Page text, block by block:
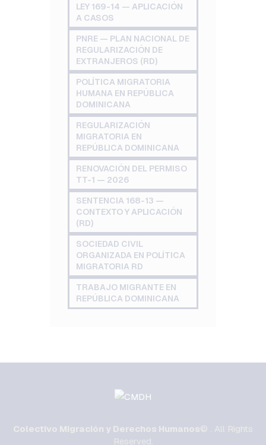
LEY 169-14 — APLICACIÓN
A CASOS
PNRE — PLAN NACIONAL DE
REGULARIZACIÓN DE
EXTRANJEROS (RD)
POLÍTICA MIGRATORIA
HUMANA EN REPÚBLICA
DOMINICANA
REGULARIZACIÓN
MIGRATORIA EN
REPÚBLICA DOMINICANA
RENOVACIÓN DEL PERMISO
TT-1 — 2026
SENTENCIA 168-13 —
CONTEXTO Y APLICACIÓN
(RD)
SOCIEDAD CIVIL
ORGANIZADA EN POLÍTICA
MIGRATORIA RD
TRABAJO MIGRANTE EN
REPÚBLICA DOMINICANA
Colectivo Migración y Derechos Humanos© . All Rights
Reserved.